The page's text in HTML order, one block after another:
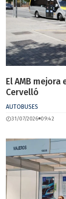
El AMB
Cervelló
AUTOBUSES
31/07/2026 09:42